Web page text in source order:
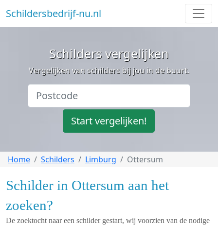
Schildersbedrijf-nu.nl
Schilders vergelijken
Vergelijken van schilders bij jou in de buurt.
Start vergelijken!
Home Schilders Limburg Ottersum
Schilder in Ottersum aan het
zoeken?
De zoektocht naar een schilder gestart, wij voorzien van de nodige